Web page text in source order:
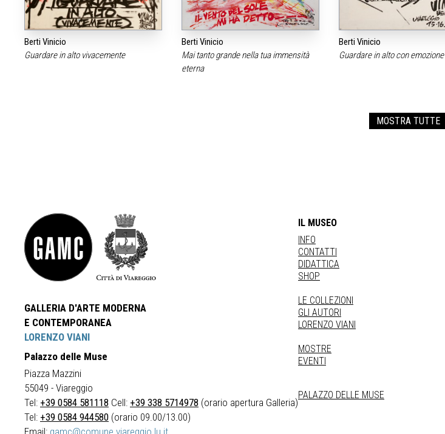
Berti Vinicio
Guardare in alto vivacemente
Berti Vinicio
Mai tanto grande nella tua immensità
eterna
Berti Vinicio
Guardare in alto con emozione
MOSTRA TUTTE
GALLERIA D'ARTE MODERNA
E CONTEMPORANEA
LORENZO VIANI
Palazzo delle Muse
Piazza Mazzini
55049 - Viareggio
Tel: +39 0584 581118 Cell: +39 338 5714978 (orario apertura Galleria)
Tel: +39 0584 944580 (orario 09.00/13.00)
IL MUSEO
INFO
CONTATTI
DIDATTICA
SHOP
LE COLLEZIONI
GLI AUTORI
LORENZO VIANI
MOSTRE
EVENTI
PALAZZO DELLE MUSE